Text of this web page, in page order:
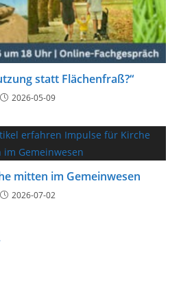
statt Flächenfraß?“
2026-05-09
mitten im Gemeinwesen
2026-07-02